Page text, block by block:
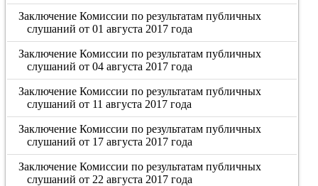
Заключение Комиссии по результатам публичных
слушаний от 01 августа 2017 года
Заключение Комиссии по результатам публичных
слушаний от 04 августа 2017 года
Заключение Комиссии по результатам публичных
слушаний от 11 августа 2017 года
Заключение Комиссии по результатам публичных
слушаний от 17 августа 2017 года
Заключение Комиссии по результатам публичных
слушаний от 22 августа 2017 года